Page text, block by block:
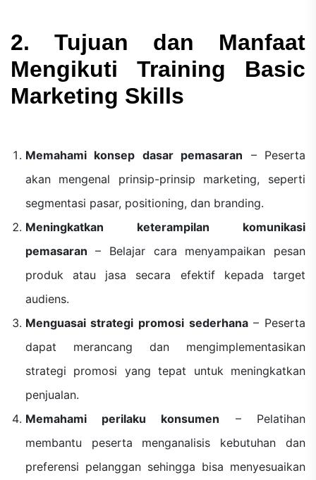
2. Tujuan dan Manfaat
Mengikuti Training Basic
Marketing Skills
Memahami konsep dasar pemasaran – Peserta
akan mengenal prinsip-prinsip marketing, seperti
segmentasi pasar, positioning, dan branding.
Meningkatkan keterampilan komunikasi
pemasaran – Belajar cara menyampaikan pesan
produk atau jasa secara efektif kepada target
audiens.
Menguasai strategi promosi sederhana– Peserta
dapat merancang dan mengimplementasikan
strategi promosi yang tepat untuk meningkatkan
penjualan.
Memahami perilaku konsumen – Pelatihan
membantu peserta menganalisis kebutuhan dan
preferensi pelanggan sehingga bisa menyesuaikan